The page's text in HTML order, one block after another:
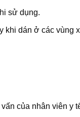
sử dụng.
khi dán ở các vùng
của nhân viên y